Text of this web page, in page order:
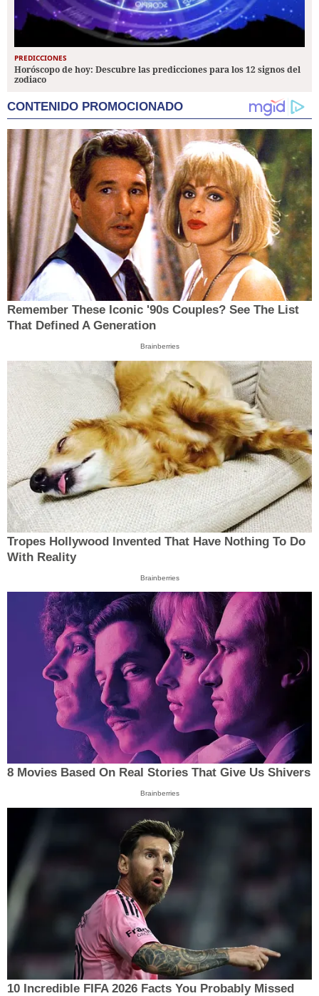
PREDICCIONES
Horóscopo de hoy: Descubre las predicciones para los 12 signos del
zodiaco
CONTENIDO PROMOCIONADO
Remember These Iconic '90s Couples? See The List
That Defined A Generation
Brainberries
Tropes Hollywood Invented That Have Nothing To Do
With Reality
Brainberries
8 Movies Based On Real Stories That Give Us Shivers
Brainberries
10 Incredible FIFA 2026 Facts You Probably Missed